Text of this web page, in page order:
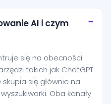
AI i czym
się na obecności
takich jak ChatGPT
skupia się głównie na
Oba kanały